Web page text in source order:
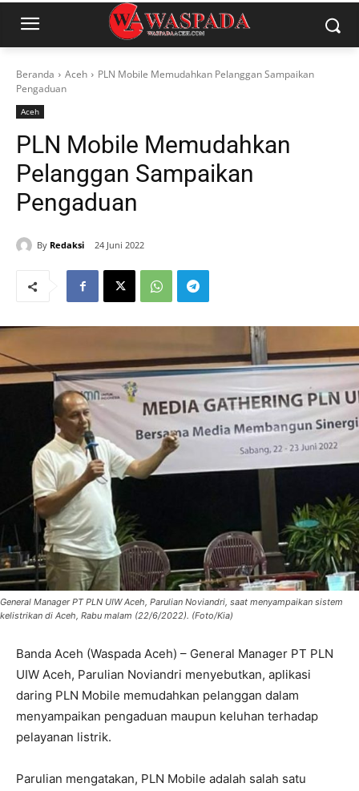
Beranda Aceh
PLN Mobile Memudahkan Pelanggan Sampaikan
Pengaduan
Aceh
PLN Mobile Memudahkan
Pelanggan Sampaikan
Pengaduan
By Redaksi 24 Juni 2022
General Manager PT PLN UIW Aceh, Parulian Noviandri, saat menyampaikan sistem
kelistrikan di Aceh, Rabu malam (22/6/2022). (Foto/Kia)
Banda Aceh (Waspada Aceh) – General Manager PT PLN
UIW Aceh, Parulian Noviandri menyebutkan, aplikasi
daring PLN Mobile memudahkan pelanggan dalam
menyampaikan pengaduan maupun keluhan terhadap
pelayanan listrik.
Parulian mengatakan, PLN Mobile adalah salah satu